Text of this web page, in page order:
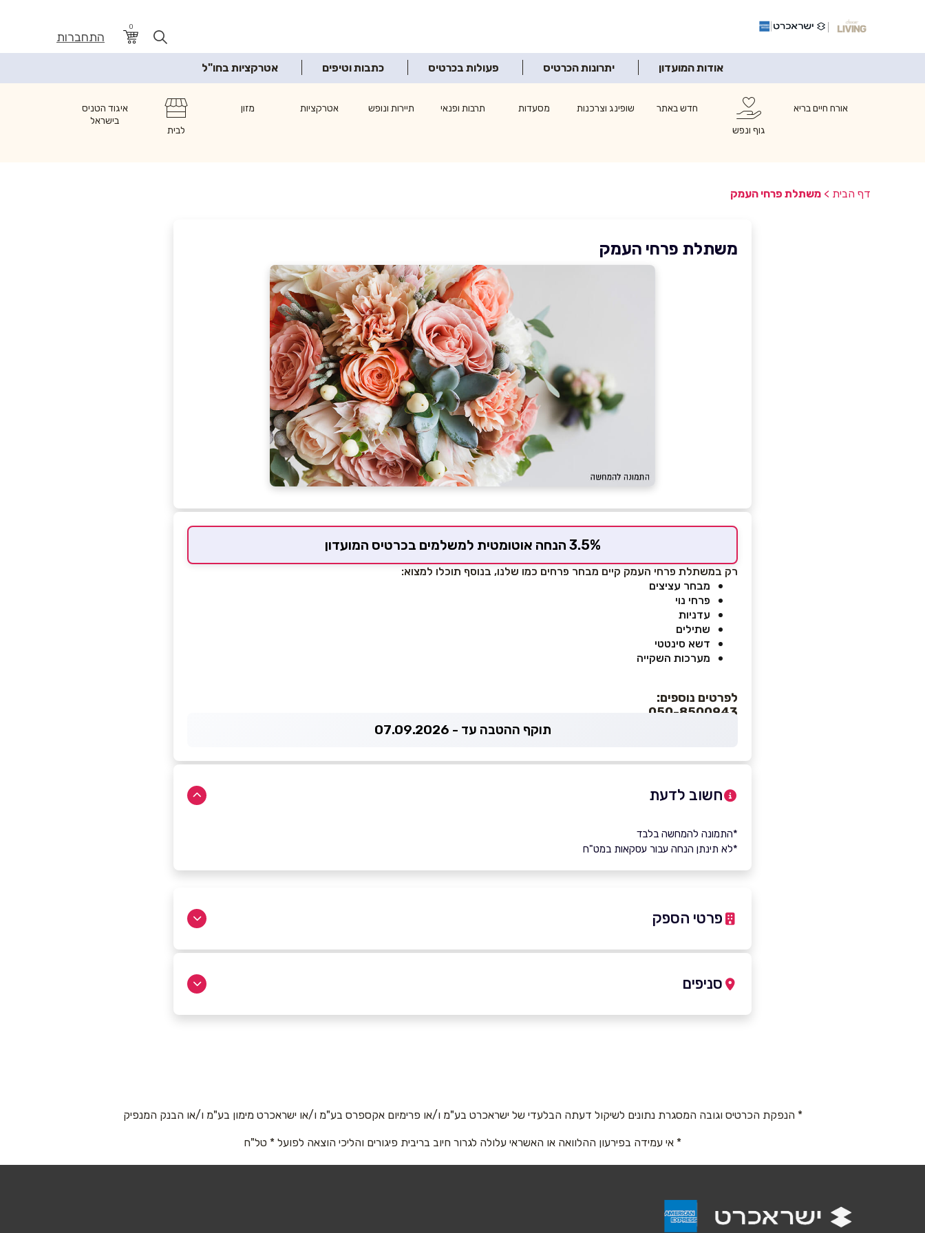
0
התחברות
אודות המועדון יתרונות הכרטיס פעולות בכרטיס כתבות וטיפים אטרקציות בחו"ל
אורח חיים בריא
גוף ונפש
חדש באתר שופינג וצרכנות מסעדות תרבות ופנאי תיירות ונופש אטרקציות
מזון
לבית
איגוד הטניס
בישראל
דף הבית > משתלת פרחי העמק
משתלת פרחי העמק
3.5% הנחה אוטומטית למשלמים בכרטיס המועדון
רק במשתלת פרחי העמק קיים מבחר פרחים כמו שלנו, בנוסף תוכלו למצוא:
מבחר עציצים
פרחי נוי
עדניות
שתילים
דשא סינטטי
מערכות השקייה
לפרטים נוספים:
050-8500943
תוקף ההטבה עד - 07.09.2026
חשוב לדעת
*התמונה להמחשה בלבד
*לא תינתן הנחה עבור עסקאות במט"ח
פרטי הספק
נושא*
אנא חזרו אלי בקשר ל...
סניפים
* הנפקת הכרטיס וגובה המסגרת נתונים לשיקול דעתה הבלעדי של ישראכרט בע"מ ו/או פרימיום אקספרס בע"מ ו/או ישראכרט מימון בע"מ ו/או הבנק המנפיק
* אי עמידה בפירעון ההלוואה או האשראי עלולה לגרור חיוב בריבית פיגורים והליכי הוצאה לפועל * טל"ח